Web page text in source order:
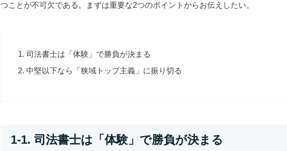
つことが不可欠である。まずは重要な2つのポイントからお伝えしたい。
司法書士は「体験」で勝負が決まる
中堅以下なら「狭域トップ主義」に振り切る
1-1. 司法書士は「体験」で勝負が決まる